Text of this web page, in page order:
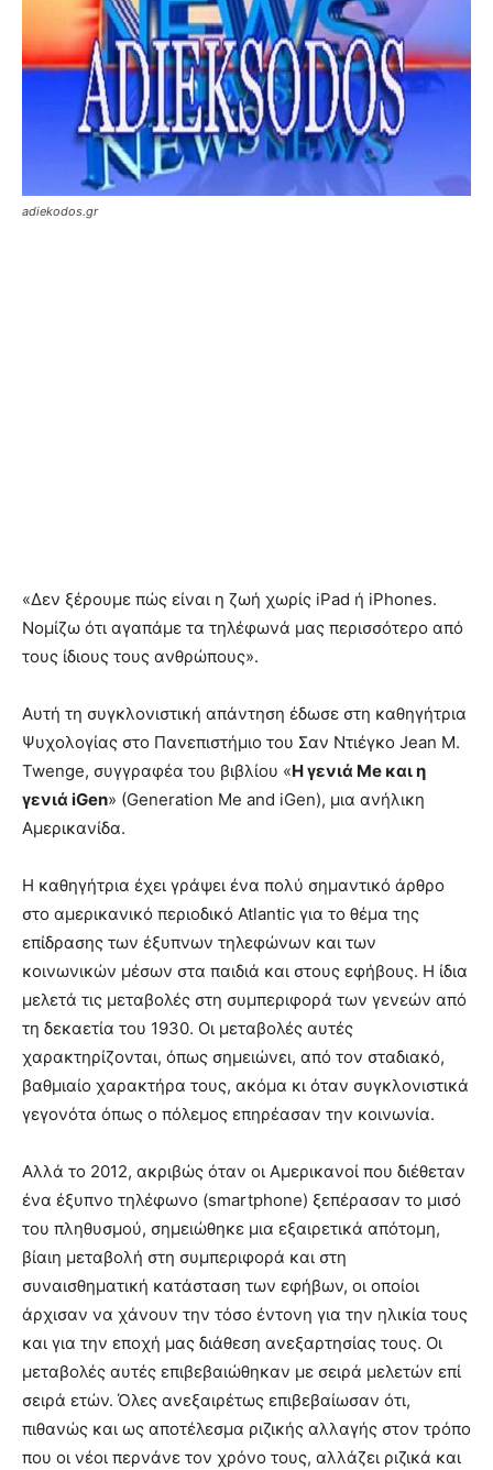
adiekodos.gr
«Δεν ξέρουμε πώς είναι η ζωή χωρίς iPad ή iPhones.
Νομίζω ότι αγαπάμε τα τηλέφωνά μας περισσότερο από
τους ίδιους τους ανθρώπους».
Αυτή τη συγκλονιστική απάντηση έδωσε στη καθηγήτρια
Ψυχολογίας στο Πανεπιστήμιο του Σαν Ντιέγκο Jean M.
Twenge, συγγραφέα του βιβλίου «Η γενιά Me και η
γενιά iGen» (Generation Me and iGen), μια ανήλικη
Αμερικανίδα.
Η καθηγήτρια έχει γράψει ένα πολύ σημαντικό άρθρο
στο αμερικανικό περιοδικό Atlantic για το θέμα της
επίδρασης των έξυπνων τηλεφώνων και των
κοινωνικών μέσων στα παιδιά και στους εφήβους. Η ίδια
μελετά τις μεταβολές στη συμπεριφορά των γενεών από
τη δεκαετία του 1930. Οι μεταβολές αυτές
χαρακτηρίζονται, όπως σημειώνει, από τον σταδιακό,
βαθμιαίο χαρακτήρα τους, ακόμα κι όταν συγκλονιστικά
γεγονότα όπως ο πόλεμος επηρέασαν την κοινωνία.
Αλλά το 2012, ακριβώς όταν οι Αμερικανοί που διέθεταν
ένα έξυπνο τηλέφωνο (smartphone) ξεπέρασαν το μισό
του πληθυσμού, σημειώθηκε μια εξαιρετικά απότομη,
βίαιη μεταβολή στη συμπεριφορά και στη
συναισθηματική κατάσταση των εφήβων, οι οποίοι
άρχισαν να χάνουν την τόσο έντονη για την ηλικία τους
και για την εποχή μας διάθεση ανεξαρτησίας τους. Οι
μεταβολές αυτές επιβεβαιώθηκαν με σειρά μελετών επί
σειρά ετών. Όλες ανεξαιρέτως επιβεβαίωσαν ότι,
πιθανώς και ως αποτέλεσμα ριζικής αλλαγής στον τρόπο
που οι νέοι περνάνε τον χρόνο τους, αλλάζει ριζικά και